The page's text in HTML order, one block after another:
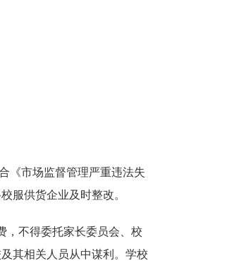
《市场监督管理严重违法失
服供货企业及时整改。
，不得委托家长委员会、校
其相关人员从中谋利。学校